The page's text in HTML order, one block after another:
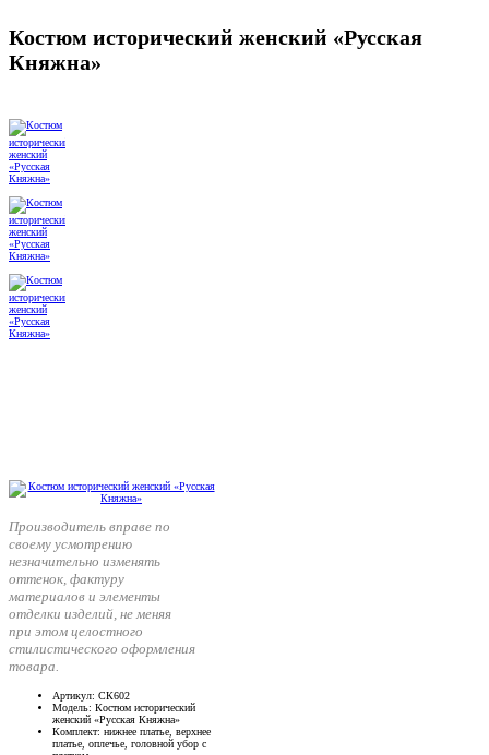
Костюм исторический женский «Русская
Княжна»
Производитель вправе по
своему усмотрению
незначительно изменять
оттенок, фактуру
материалов и элементы
отделки изделий, не меняя
при этом целостного
стилистического оформления
товара.
Артикул: СК602
Модель: Костюм исторический
женский «Русская Княжна»
Комплект: нижнее платье, верхнее
платье, оплечье, головной убор с